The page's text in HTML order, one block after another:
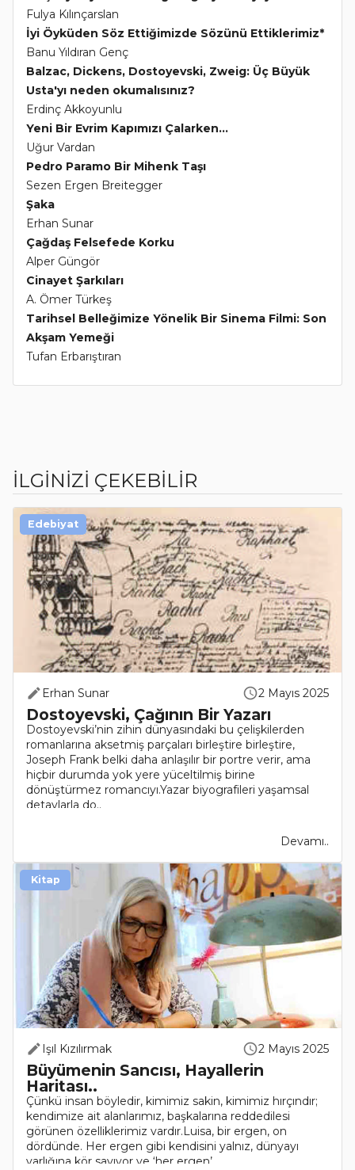
Fulya Kılınçarslan
İyi Öyküden Söz Ettiğimizde Sözünü Ettiklerimiz*
Banu Yıldıran Genç
Balzac, Dickens, Dostoyevski, Zweig: Üç Büyük
Usta'yı neden okumalısınız?
Erdinç Akkoyunlu
Yeni Bir Evrim Kapımızı Çalarken...
Uğur Vardan
Pedro Paramo Bir Mihenk Taşı
Sezen Ergen Breitegger
Şaka
Erhan Sunar
Çağdaş Felsefede Korku
Alper Güngör
Cinayet Şarkıları
A. Ömer Türkeş
Tarihsel Belleğimize Yönelik Bir Sinema Filmi: Son
Akşam Yemeği
Tufan Erbarıştıran
İLGİNİZİ ÇEKEBİLİR
Erhan Sunar 2 Mayıs 2025
Dostoyevski, Çağının Bir Yazarı
Dostoyevski’nin zihin dünyasındaki bu çelişkilerden
romanlarına aksetmiş parçaları birleştire birleştire,
Joseph Frank belki daha anlaşılır bir portre verir, ama
hiçbir durumda yok yere yüceltilmiş birine
dönüştürmez romancıyı.Yazar biyografileri yaşamsal
detaylarla do..
Devamı..
Edebiyat
Işıl Kızılırmak 2 Mayıs 2025
Büyümenin Sancısı, Hayallerin
Haritası..
Çünkü insan böyledir, kimimiz sakin, kimimiz hırçındır;
kendimize ait alanlarımız, başkalarına reddedilesi
görünen özelliklerimiz vardır.Luisa, bir ergen, on
dördünde. Her ergen gibi kendisini yalnız, dünyayı
varlığına kör sayıyor ve ‘her ergen’ ..
Kitap